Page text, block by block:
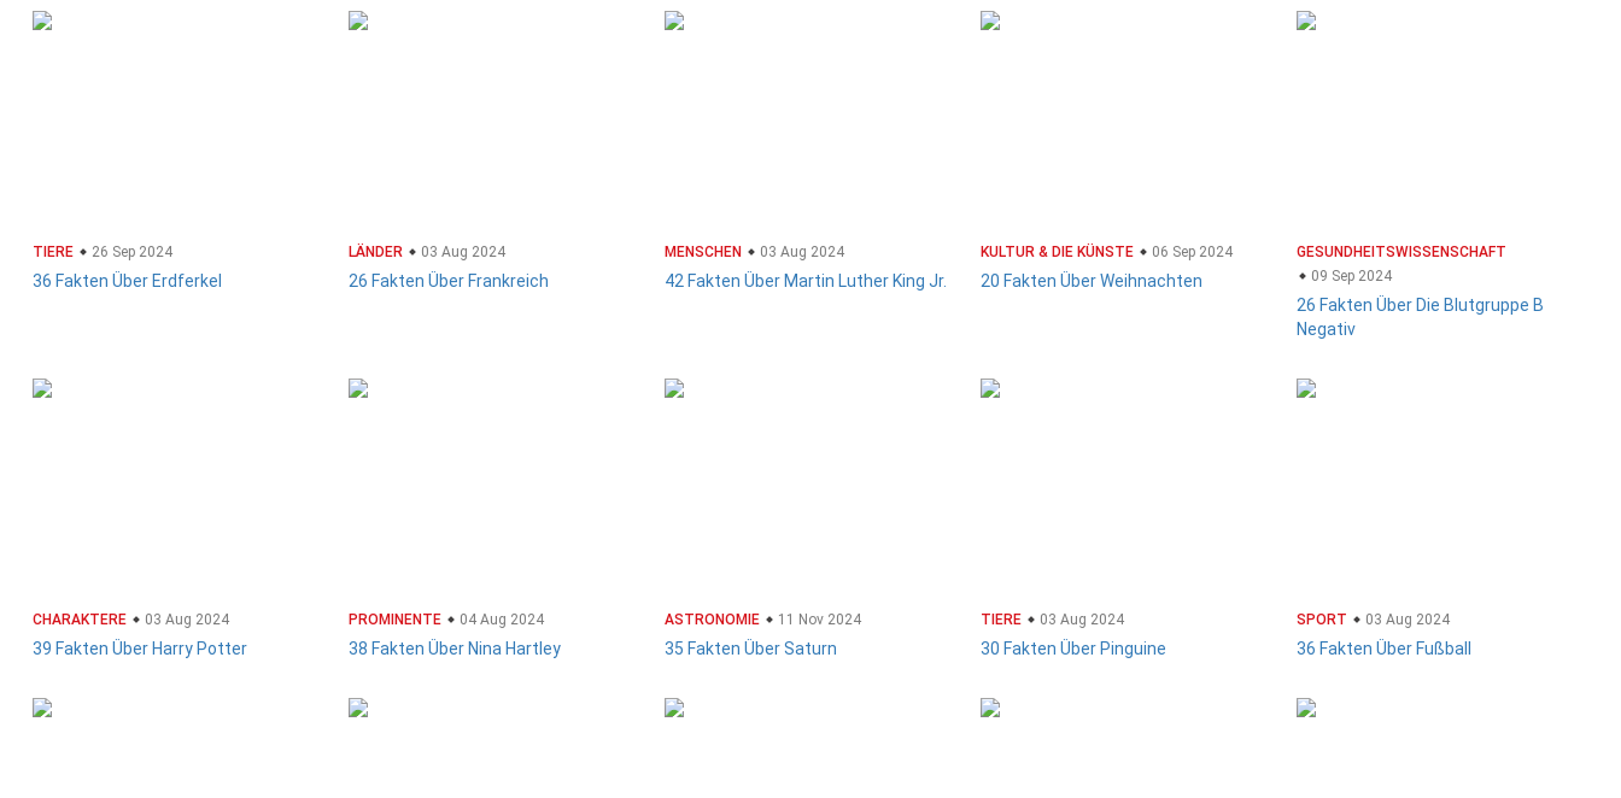
TIERE 26 Sep 2024
36 Fakten Über Erdferkel
LÄNDER 03 Aug 2024
26 Fakten Über Frankreich
MENSCHEN 03 Aug 2024
42 Fakten Über Martin Luther King Jr.
KULTUR & DIE KÜNSTE 06 Sep 2024
20 Fakten Über Weihnachten
GESUNDHEITSWISSENSCHAFT
09 Sep 2024
26 Fakten Über Die Blutgruppe B
Negativ
CHARAKTERE 03 Aug 2024
39 Fakten Über Harry Potter
PROMINENTE 04 Aug 2024
38 Fakten Über Nina Hartley
ASTRONOMIE 11 Nov 2024
35 Fakten Über Saturn
TIERE 03 Aug 2024
30 Fakten Über Pinguine
SPORT 03 Aug 2024
36 Fakten Über Fußball